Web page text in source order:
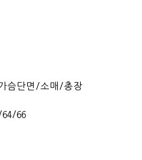
면/소매/총장
66